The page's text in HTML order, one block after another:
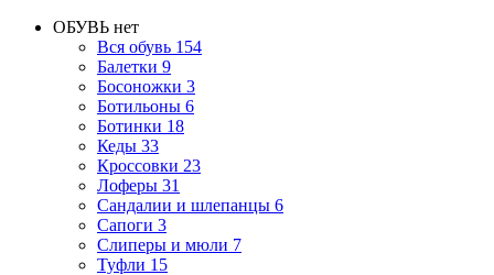
ОБУВЬ нет
Вся обувь 154
Балетки 9
Босоножки 3
Ботильоны 6
Ботинки 18
Кеды 33
Кроссовки 23
Лоферы 31
Сандалии и шлепанцы 6
Сапоги 3
Слиперы и мюли 7
Туфли 15